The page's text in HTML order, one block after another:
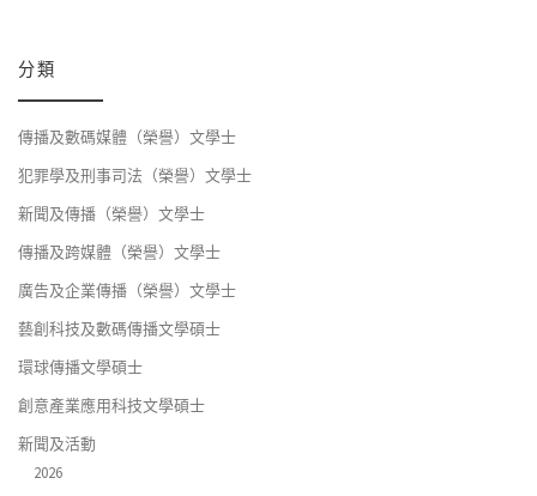
分類
傳播及數碼媒體（榮譽）文學士
犯罪學及刑事司法（榮譽）文學士
新聞及傳播（榮譽）文學士
傳播及跨媒體（榮譽）文學士
廣告及企業傳播（榮譽）文學士
藝創科技及數碼傳播文學碩士
環球傳播文學碩士
創意產業應用科技文學碩士
新聞及活動
2026